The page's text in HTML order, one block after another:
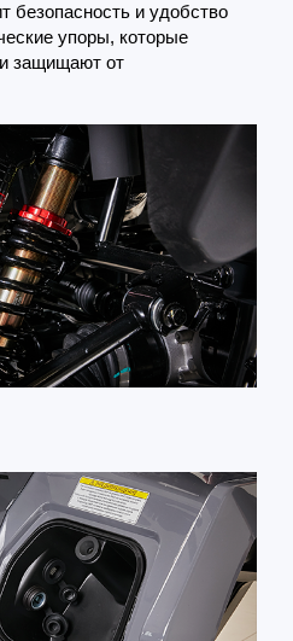
безопасность и удобство
упоры, которые
защищают от